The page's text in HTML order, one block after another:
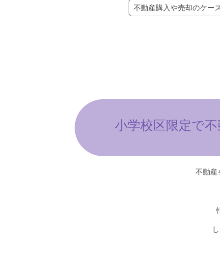
不動産購入や売却のケー
小学校区限定で
不動産